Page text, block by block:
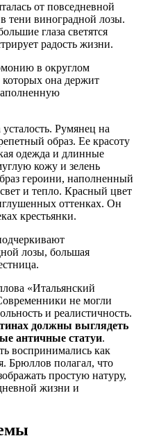
от повседневной
тени виноградной лозы.
глаза светятся
радость жизни.
в округлом
она держит
Румянец на
образ. Ее красоту
одежда и длинные
кожу и зелень
героини, наполненный
и тепло. Красный цвет
оттенках. Он
крестьянки.
лозы, большая
«Итальянский
не могли
и реалистичность.
должны выглядеть
античные статуи.
воспринимались как
Брюллов полагал, что
простую натуру,
жизни и